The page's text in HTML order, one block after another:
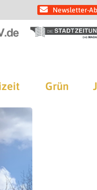
Newsletter-
Grün